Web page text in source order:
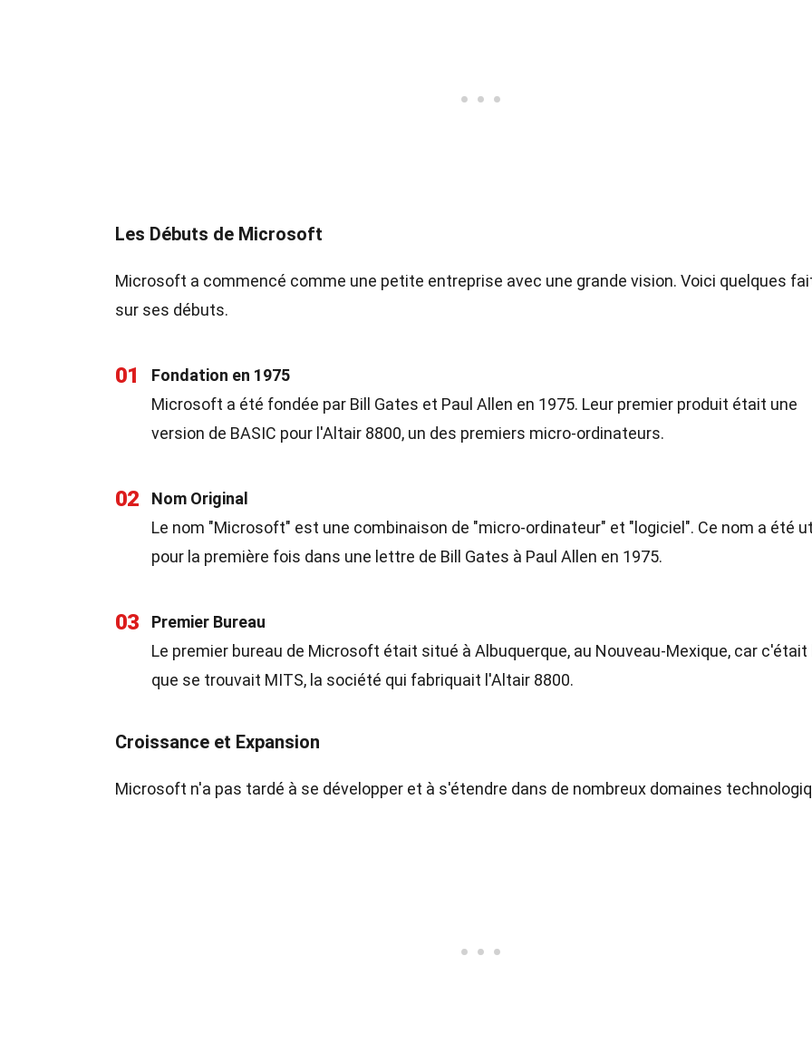
Les Débuts de Microsoft
Microsoft a commencé comme une petite entreprise avec une grande vision. Voici quelques
sur ses débuts.
01
Fondation en 1975
Microsoft a été fondée par Bill Gates et Paul Allen en 1975. Leur premier produit était une
version de BASIC pour l'Altair 8800, un des premiers micro-ordinateurs.
02
Nom Original
Le nom "Microsoft" est une combinaison de "micro-ordinateur" et "logiciel". Ce nom a été
pour la première fois dans une lettre de Bill Gates à Paul Allen en 1975.
03
Premier Bureau
Le premier bureau de Microsoft était situé à Albuquerque, au Nouveau-Mexique, car c'était
que se trouvait MITS, la société qui fabriquait l'Altair 8800.
Croissance et Expansion
Microsoft n'a pas tardé à se développer et à s'étendre dans de nombreux domaines